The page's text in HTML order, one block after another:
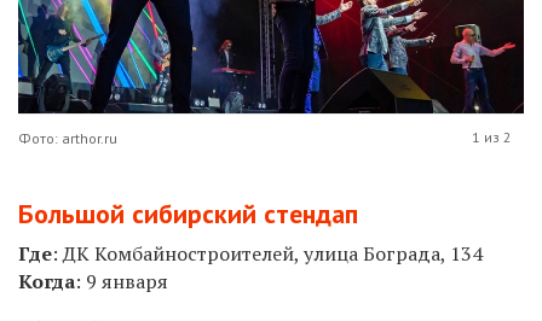
Фото: arthor.ru 1 из 2
Большой сибирский стендап
Где: ДК Комбайностроителей, улица Бограда, 134
Когда: 9 января